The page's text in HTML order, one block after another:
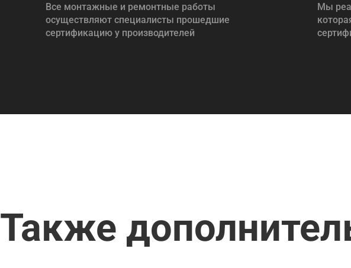
Все монтажные и ремонтные работы
осуществляют специалисты прошедшие
сертификацию у производителей
Мы
Также